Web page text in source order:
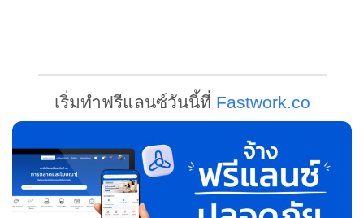
เริ่มทำฟรีแลนซ์วันนี้ที่ Fastwork.co